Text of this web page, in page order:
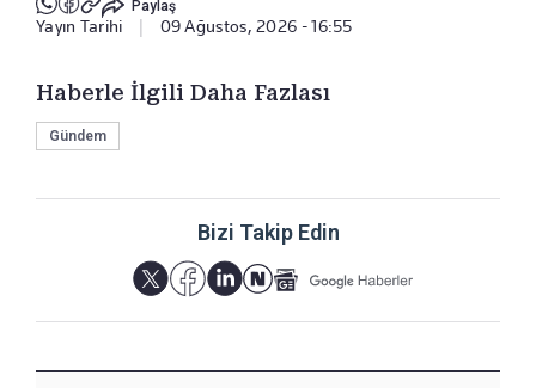
Paylaş
Yayın Tarihi 09 Ağustos, 2026 - 16:55
Haberle İlgili Daha Fazlası
Gündem
Bizi Takip Edin